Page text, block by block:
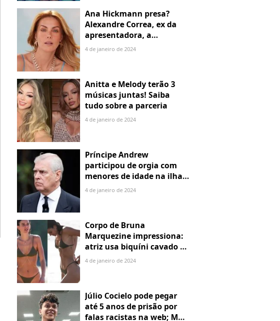
Ana Hickmann presa?
Alexandre Correa, ex da
apresentadora, a
denuncia por alienação
4 de janeiro de 2024
Anitta e Melody terão 3
músicas juntas! Saiba
tudo sobre a parceria
4 de janeiro de 2024
Príncipe Andrew
participou de orgia com
menores de idade na ilha
de Jeffrey Epstein, chefe de
4 de janeiro de 2024
Corpo de Bruna
Marquezine impressiona:
atriz usa biquíni cavado e
body chain ao chegar em
4 de janeiro de 2024
Júlio Cocielo pode pegar
até 5 anos de prisão por
falas racistas na web; MPF